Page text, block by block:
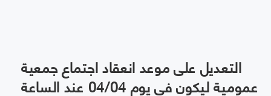
التعديل على موعد انعقاد اجتماع جمعية
عمومية ليكون في يوم 04/04 عند الساعة